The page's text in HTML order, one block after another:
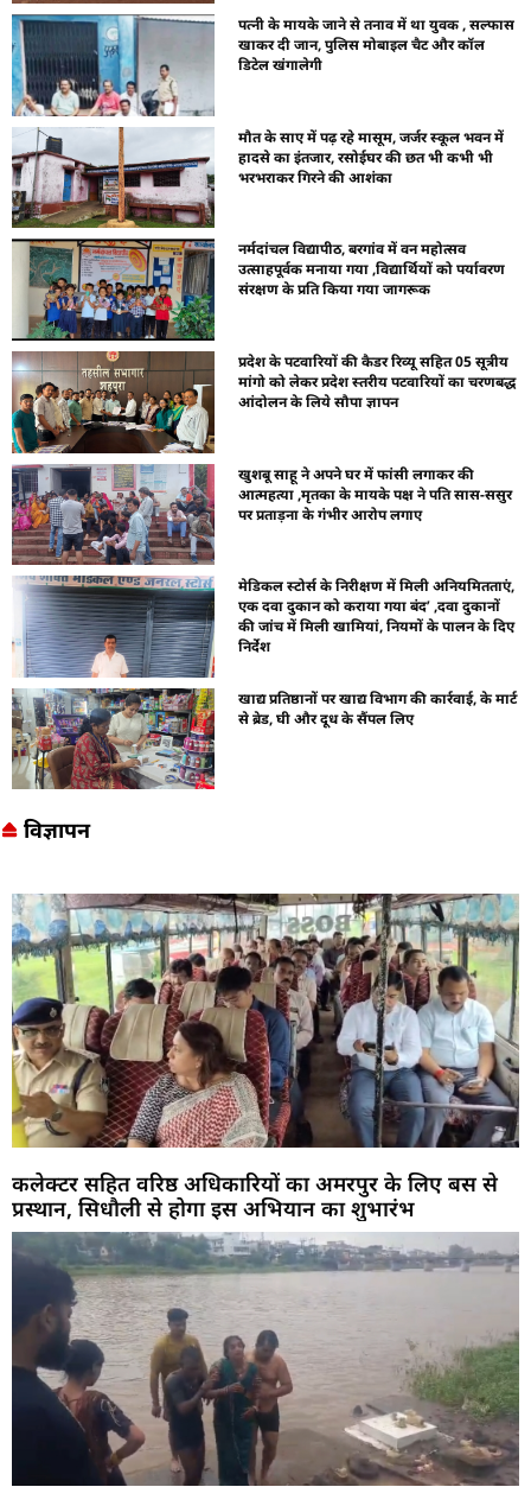
पत्नी के मायके जाने से तनाव में था युवक , सल्फास
खाकर दी जान, पुलिस मोबाइल चैट और कॉल
डिटेल खंगालेगी
मौत के साए में पढ़ रहे मासूम, जर्जर स्कूल भवन में
हादसे का इंतजार, रसोईघर की छत भी कभी भी
भरभराकर गिरने की आशंका
नर्मदांचल विद्यापीठ, बरगांव में वन महोत्सव
उत्साहपूर्वक मनाया गया ,विद्यार्थियों को पर्यावरण
संरक्षण के प्रति किया गया जागरूक
प्रदेश के पटवारियों की कैडर रिव्यू सहित 05 सूत्रीय
मांगो को लेकर प्रदेश स्तरीय पटवारियों का चरणबद्ध
आंदोलन के लिये सौपा ज्ञापन
खुशबू साहू ने अपने घर में फांसी लगाकर की
आत्महत्या ,मृतका के मायके पक्ष ने पति सास-ससुर
पर प्रताड़ना के गंभीर आरोप लगाए
मेडिकल स्टोर्स के निरीक्षण में मिली अनियमितताएं,
एक दवा दुकान को कराया गया बंद’ ,दवा दुकानों
की जांच में मिली खामियां, नियमों के पालन के दिए
निर्देश
खाद्य प्रतिष्ठानों पर खाद्य विभाग की कार्रवाई, के मार्ट
से ब्रेड, घी और दूध के सैंपल लिए
विज्ञापन
कलेक्टर सहित वरिष्ठ अधिकारियों का अमरपुर के लिए बस से
प्रस्थान, सिधौली से होगा इस अभियान का शुभारंभ